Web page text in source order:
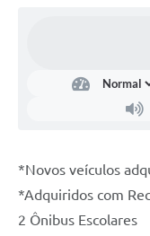
*Novos veículos
*Adquiridos com
2 Ônibus Escolares